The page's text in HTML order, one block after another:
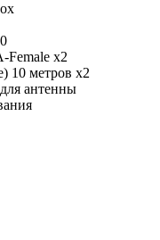
Female x2
10 метров x2
антенны